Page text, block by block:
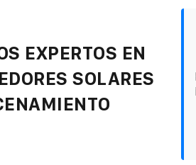
EXPERTOS EN
SOLARES